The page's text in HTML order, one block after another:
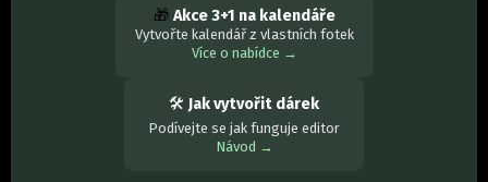
🎁 Akce 3+1 na kalendáře
Vytvořte kalendář z vlastních fotek
Více o nabídce →
🛠 Jak vytvořit dárek
Podívejte se jak funguje editor
Návod →